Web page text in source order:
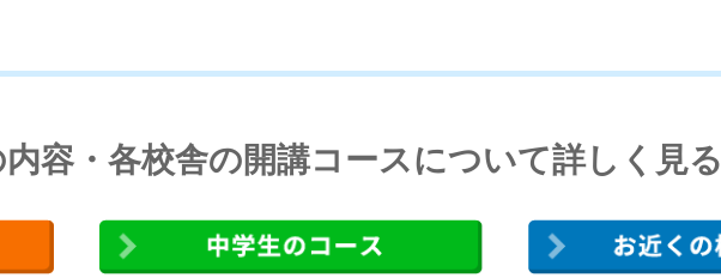
容・各校舎の開講コースについて詳しく見る